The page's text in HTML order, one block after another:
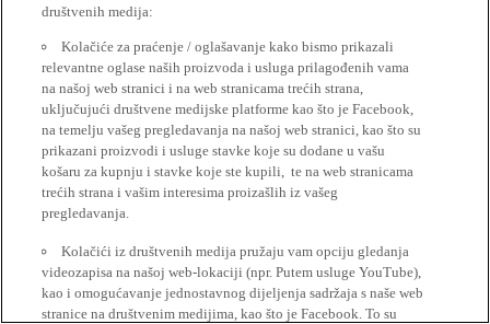
društvenih medija:
Kolačiće za praćenje / oglašavanje kako bismo prikazali
relevantne oglase naših proizvoda i usluga prilagođenih vama
na našoj web stranici i na web stranicama trećih strana,
uključujući društvene medijske platforme kao što je Facebook,
na temelju vašeg pregledavanja na našoj web stranici, kao što su
prikazani proizvodi i usluge stavke koje su dodane u vašu
košaru za kupnju i stavke koje ste kupili, te na web stranicama
trećih strana i vašim interesima proizašlih iz vašeg
pregledavanja.
Kolačići iz društvenih medija pružaju vam opciju gledanja
videozapisa na našoj web-lokaciji (npr. Putem usluge YouTube),
kao i omogućavanje jednostavnog dijeljenja sadržaja s naše web
stranice na društvenim medijima, kao što je Facebook. To su